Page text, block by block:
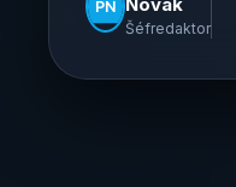
Šéfredaktor